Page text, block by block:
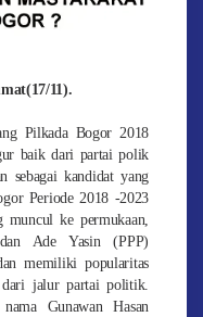
11).
Pilkada Bogor 2018
baik dari partai polik
sebagai kandidat yang
Periode 2018 -2023
muncul ke permukaan,
Ade Yasin (PPP)
memiliki popularitas
jalur partai politik.
Gunawan Hasan